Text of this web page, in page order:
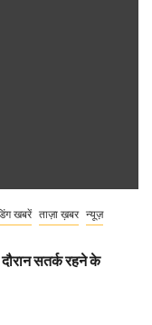
खबरें ताज़ा ख़बर न्यूज़
सतर्क रहने के